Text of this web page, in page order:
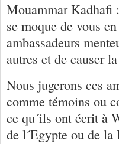
Mouammar Kadhafi
se moque de vous
ambassadeurs
autres et de causer
Nous jugerons ces
comme témoins ou
ce qu´ils ont écrit à
de l´Egypte ou de